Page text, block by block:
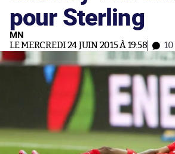
pour Sterling
MN
LE MERCREDI 24 JUIN 2015 À 19:58 10